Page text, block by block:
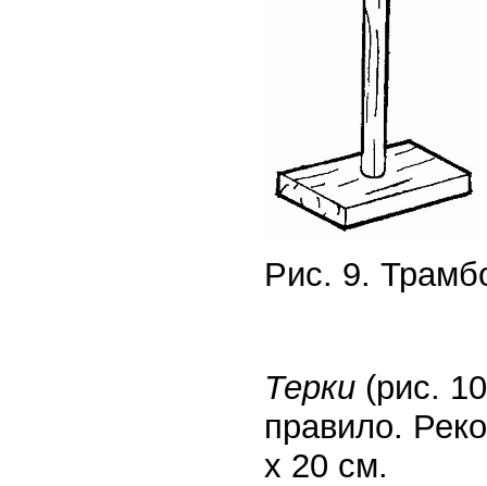
Рис. 9.
Терки (рис.
правило.
x 20 см.